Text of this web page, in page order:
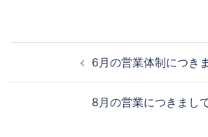
6月の営業体制につき
8月の営業につきまし